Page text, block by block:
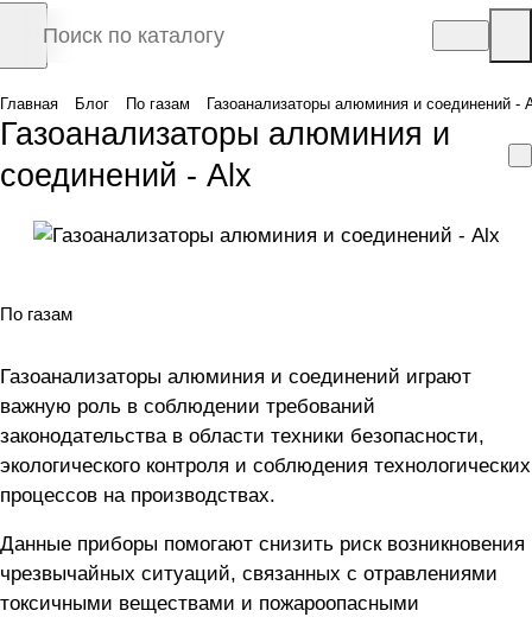
Главная Блог По газам Газоанализаторы алюминия и соединений -
Газоанализаторы алюминия и
соединений - Alx
По газам
Газоанализаторы алюминия и соединений играют
важную роль в соблюдении требований
законодательства в области техники безопасности,
экологического контроля и соблюдения технологических
процессов на производствах.
Данные приборы помогают снизить риск возникновения
чрезвычайных ситуаций, связанных с отравлениями
токсичными веществами и пожароопасными